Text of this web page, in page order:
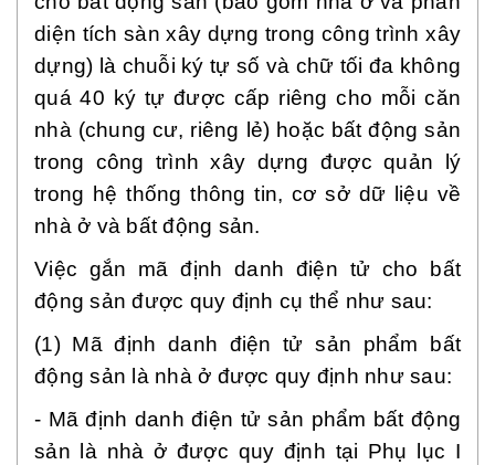
diện tích sàn xây dựng trong công trình xây
dựng) là chuỗi ký tự số và chữ tối đa không
quá 40 ký tự được cấp riêng cho mỗi căn
nhà (chung cư, riêng lẻ) hoặc bất động sản
trong công trình xây dựng được quản lý
trong hệ thống thông tin, cơ sở dữ liệu về
nhà ở và bất động sản.
Việc gắn mã định danh điện tử cho bất
động sản được quy định cụ thể như sau:
(1) Mã định danh điện tử sản phẩm bất
động sản là nhà ở được quy định như sau:
- Mã định danh điện tử sản phẩm bất động
sản là nhà ở được quy định tại Phụ lục I